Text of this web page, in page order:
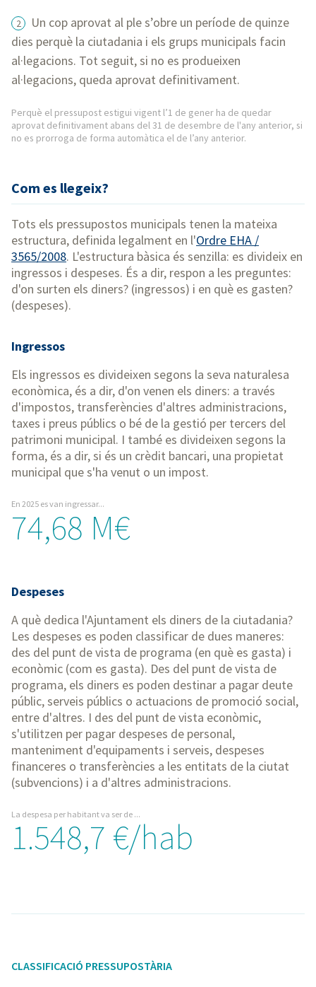
Un cop aprovat al ple s’obre un període de quinze
dies perquè la ciutadania i els grups municipals facin
al·legacions. Tot seguit, si no es produeixen
al·legacions, queda aprovat definitivament.
Perquè el pressupost estigui vigent l’1 de gener ha de quedar
aprovat definitivament abans del 31 de desembre de l'any anterior, si
no es prorroga de forma automàtica el de l’any anterior.
Com es llegeix?
Tots els pressupostos municipals tenen la mateixa
estructura, definida legalment en l'Ordre EHA /
3565/2008. L'estructura bàsica és senzilla: es divideix en
ingressos i despeses. És a dir, respon a les preguntes:
d'on surten els diners? (ingressos) i en què es gasten?
(despeses).
Ingressos
Els ingressos es divideixen segons la seva naturalesa
econòmica, és a dir, d'on venen els diners: a través
d'impostos, transferències d'altres administracions,
taxes i preus públics o bé de la gestió per tercers del
patrimoni municipal. I també es divideixen segons la
forma, és a dir, si és un crèdit bancari, una propietat
municipal que s'ha venut o un impost.
En 2025 es van ingressar...
74,68 M€
Despeses
A què dedica l'Ajuntament els diners de la ciutadania?
Les despeses es poden classificar de dues maneres:
des del punt de vista de programa (en què es gasta) i
econòmic (com es gasta). Des del punt de vista de
programa, els diners es poden destinar a pagar deute
públic, serveis públics o actuacions de promoció social,
entre d'altres. I des del punt de vista econòmic,
s'utilitzen per pagar despeses de personal,
manteniment d'equipaments i serveis, despeses
financeres o transferències a les entitats de la ciutat
(subvencions) i a d'altres administracions.
La despesa per habitant va ser de ...
1.548,7 €/hab
CLASSIFICACIÓ PRESSUPOSTÀRIA